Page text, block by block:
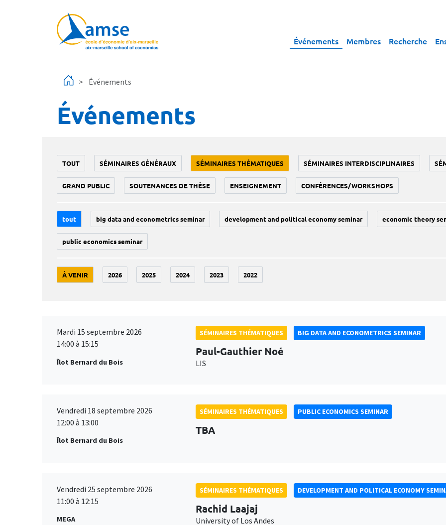
Événements Membres Recherche
Événements
Événements
TOUT SÉMINAIRES GÉNÉRAUX SÉMINAIRES THÉMATIQUES SÉMINAIRES INTERDISCIPLINAIRES
GRAND PUBLIC SOUTENANCES DE THÈSE ENSEIGNEMENT CONFÉRENCES/WORKSHOPS
tout big data and econometrics seminar development and political economy seminar economic theory
public economics seminar
À VENIR 2026 2025 2024 2023 2022
Mardi 15 septembre 2026
14:00 à 15:15
Îlot Bernard du Bois
SÉMINAIRES THÉMATIQUES BIG DATA AND ECONOMETRICS SEMINAR
Paul-Gauthier Noé
LIS
Vendredi 18 septembre 2026
12:00 à 13:00
Îlot Bernard du Bois
SÉMINAIRES THÉMATIQUES PUBLIC ECONOMICS SEMINAR
TBA
Vendredi 25 septembre 2026
11:00 à 12:15
MEGA
SÉMINAIRES THÉMATIQUES DEVELOPMENT AND POLITICAL ECONOMY
Rachid Laajaj
University of Los Andes